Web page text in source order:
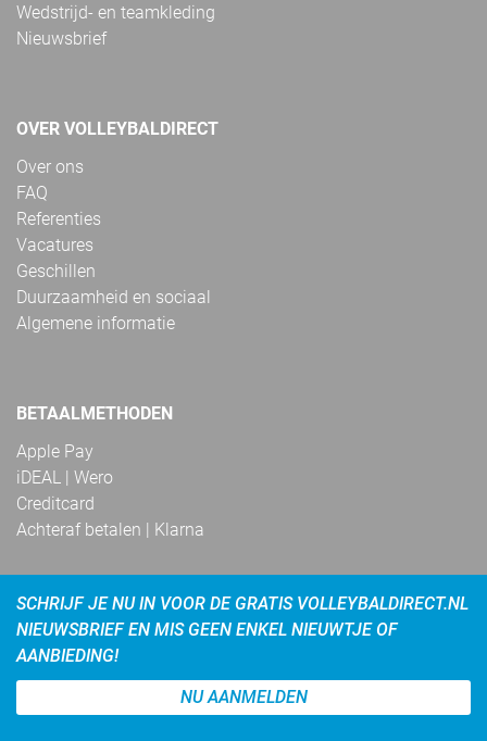
Wedstrijd- en teamkleding
Nieuwsbrief
OVER VOLLEYBALDIRECT
Over ons
FAQ
Referenties
Vacatures
Geschillen
Duurzaamheid en sociaal
Algemene informatie
BETAALMETHODEN
Apple Pay
iDEAL | Wero
Creditcard
Achteraf betalen | Klarna
SCHRIJF JE NU IN VOOR DE GRATIS VOLLEYBALDIRECT.NL
NIEUWSBRIEF EN MIS GEEN ENKEL NIEUWTJE OF
AANBIEDING!
NU AANMELDEN